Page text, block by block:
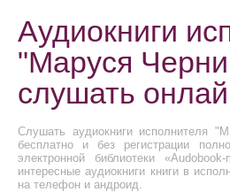
Аудиокниги
"Маруся
слушать
Слушать аудиокниги исполнителя
бесплатно и без регистрации
электронной библиотеки
интересные аудиокниги книги в
на телефон и андроид.